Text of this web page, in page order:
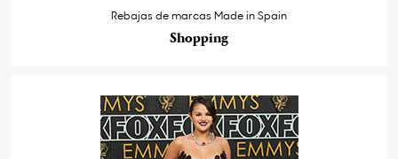
Rebajas de marcas Made in Spain
Shopping